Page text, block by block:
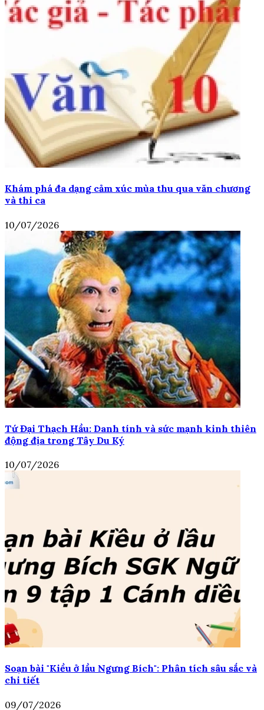
Khám phá đa dạng cảm xúc mùa thu qua văn chương
và thi ca
10/07/2026
Tứ Đại Thạch Hầu: Danh tính và sức mạnh kinh thiên
động địa trong Tây Du Ký
10/07/2026
Soạn bài "Kiều ở lầu Ngưng Bích": Phân tích sâu sắc và
chi tiết
09/07/2026